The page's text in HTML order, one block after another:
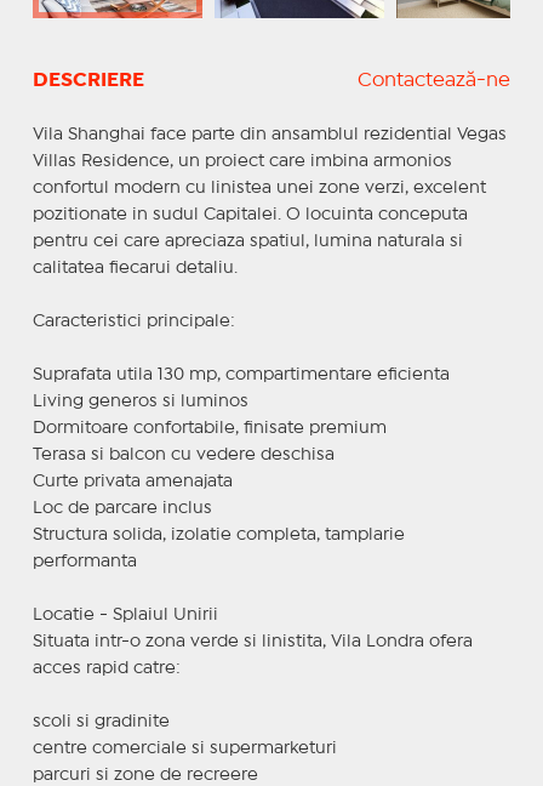
DESCRIERE Contactează-ne
Vila Shanghai face parte din ansamblul rezidential Vegas
Villas Residence, un proiect care imbina armonios
confortul modern cu linistea unei zone verzi, excelent
pozitionate in sudul Capitalei. O locuinta conceputa
pentru cei care apreciaza spatiul, lumina naturala si
calitatea fiecarui detaliu.
Caracteristici principale:
Suprafata utila 130 mp, compartimentare eficienta
Living generos si luminos
Dormitoare confortabile, finisate premium
Terasa si balcon cu vedere deschisa
Curte privata amenajata
Loc de parcare inclus
Structura solida, izolatie completa, tamplarie
performanta
Locatie - Splaiul Unirii
Situata intr-o zona verde si linistita, Vila Londra ofera
acces rapid catre:
scoli si gradinite
centre comerciale si supermarketuri
parcuri si zone de recreere